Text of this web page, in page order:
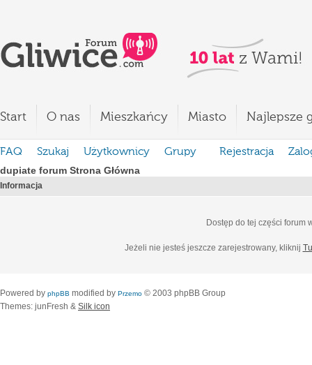
Start O nas Mieszkańcy Miasto Najlepsze
FAQ Szukaj Użytkownicy Grupy Rejestracja
dupiate forum Strona Główna
Informacja
Dostęp do tej części forum
Jeżeli nie jesteś jeszcze zarejestrowany, kliknij
Powered by phpBB modified by Przemo © 2003 phpBB Group
Themes: junFresh & Silk icon